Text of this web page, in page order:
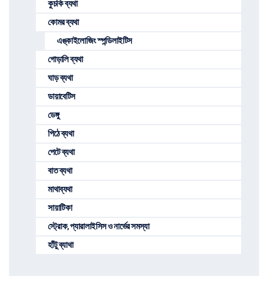
কুচকি ব্যথা
কোমর ব্যথা
এঙ্কাইলোজিং স্পন্ডিলাইটিস
গোড়ালি ব্যথা
ঘাড় ব্যথা
ডায়াবেটিস
ডেঙ্গু
পিঠে ব্যথা
পেটে ব্যথা
বাত ব্যথা
মাথাব্যথা
সায়াটিকা
স্ট্রোক, প্যারালাইসিস ও নার্ভের সমস্যা
হাঁটু ব্যাথা